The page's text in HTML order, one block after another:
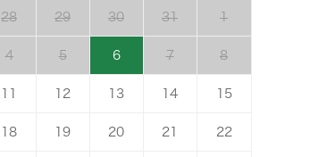
28 29 30 31 1
4 5 6 7 8
12 13 14 15
18 19 20 21 22